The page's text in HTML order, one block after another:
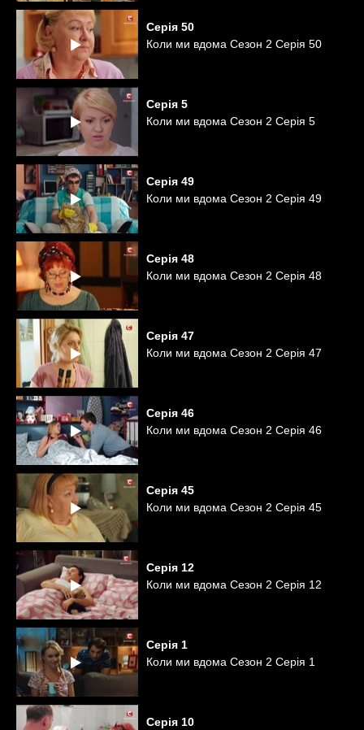
Серія 50
Коли ми вдома Сезон 2 Серія 50
Серія 5
Коли ми вдома Сезон 2 Серія 5
Серія 49
Коли ми вдома Сезон 2 Серія 49
Серія 48
Коли ми вдома Сезон 2 Серія 48
Серія 47
Коли ми вдома Сезон 2 Серія 47
Серія 46
Коли ми вдома Сезон 2 Серія 46
Серія 45
Коли ми вдома Сезон 2 Серія 45
Серія 12
Коли ми вдома Сезон 2 Серія 12
Серія 1
Коли ми вдома Сезон 2 Серія 1
Серія 10